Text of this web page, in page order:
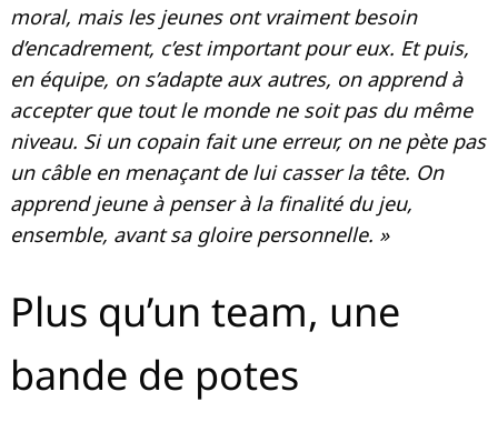
moral, mais les jeunes ont vraiment besoin
d’encadrement, c’est important pour eux. Et puis,
en équipe, on s’adapte aux autres, on apprend à
accepter que tout le monde ne soit pas du même
niveau. Si un copain fait une erreur, on ne pète pas
un câble en menaçant de lui casser la tête. On
apprend jeune à penser à la finalité du jeu,
ensemble, avant sa gloire personnelle. »
Plus qu’un team, une
bande de potes